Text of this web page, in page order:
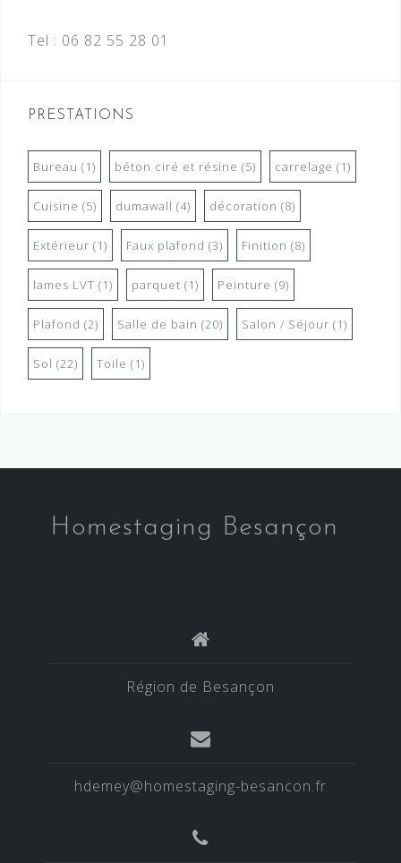
Tel : 06 82 55 28 01
PRESTATIONS
Bureau (1) béton ciré et résine (5) carrelage (1)
Cuisine (5) dumawall (4) décoration (8)
Extérieur (1) Faux plafond (3) Finition (8)
lames LVT (1) parquet (1) Peinture (9)
Plafond (2) Salle de bain (20) Salon / Séjour (1)
Sol (22) Toile (1)
Homestaging Besançon
Région de Besançon
hdemey@homestaging-besancon.fr